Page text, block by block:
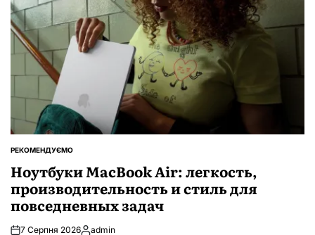
ОПУБЛІКУВАТИ
РЕКОМЕНДУЄМО
Ноутбуки MacBook Air: легкость,
производительность и стиль для
повседневных задач
7 Серпня 2026 admin